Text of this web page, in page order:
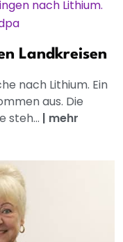
Landkreisen
nach Lithium. Ein
aus. Die
steh... | mehr